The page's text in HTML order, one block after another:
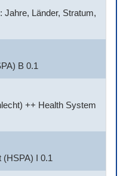
Jahre, Länder, Stratum,
B 0.1
++ Health System
I 0.1